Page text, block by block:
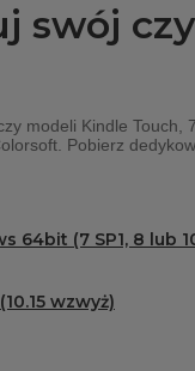
swój
modeli Kindle Touch,
Pobierz
64bit (7 SP1, 8 lub
wzwyż)